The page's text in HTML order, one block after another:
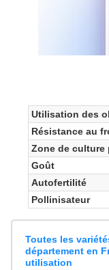
Utilisation des
Résistance au
Zone de culture
Goût
Autofertilité
Pollinisateur
Toutes les
département en
utilisation